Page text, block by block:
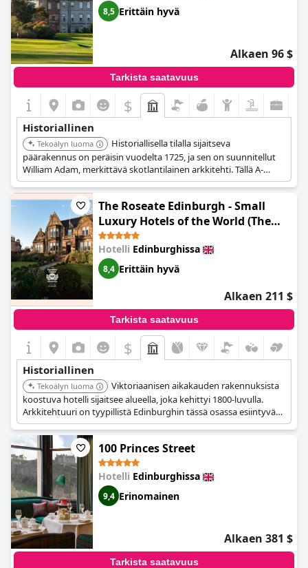
8,5 Erittäin hyvä
Alkaen 96 $
Tarkista saatavuus
$
Historiallinen
Tekoälyn luoma
Historiallisella tilalla sijaitseva
päärakennus on peräisin vuodelta 1725, ja sen on suunnitellut
William Adam, merkittävä skotlantilainen arkkitehti. Tällä A-
luokan suojellulla rakennuksella on rikas historia, joka liittyy
Douglas-sukuun ja tilan menneisyyteen.
The Roseate Edinburgh - Small
Luxury Hotels of the World (The
Roseate Edinburgh)
Hotelli Edinburghissa
8,4 Erittäin hyvä
Alkaen 211 $
Tarkista saatavuus
$
Historiallinen
Tekoälyn luoma
Viktoriaanisen aikakauden rakennuksista
koostuva hotelli sijaitsee alueella, joka kehittyi 1800-luvulla.
Arkkitehtuuri on tyypillistä Edinburghin tässä osassa esiintyvää
suurta viktoriaanista asuinrakennustyyliä.
100 Princes Street
Hotelli Edinburghissa
9,4 Erinomainen
Alkaen 381 $
Tarkista saatavuus